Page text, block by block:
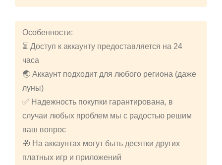
Особенности:
⏳ Доступ к аккаунту предоставляется на 24
часа
🌏 Аккаунт подходит для любого региона (даже
луны)
✅ Надежность покупки гарантирована, в
случаи любых проблем мы с радостью решим
ваш вопрос
🎁 На аккаунтах могут быть десятки других
платных игр и приложений